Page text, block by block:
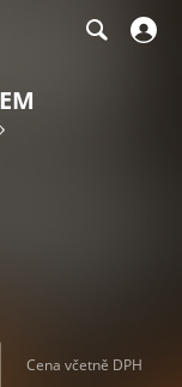
Cena včetně DPH